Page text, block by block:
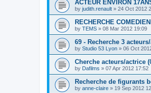
ACTEUR ENVIRON
by judith.renault » 24 Oct 2012
RECHERCHE
by TEMS » 08 Mar 2012 19:09
69 - Recherche 3
by Studio 53 Lyon » 06 Oct
Cherche acteurs/actrice
by Dafilms » 07 Apr 2012 17:52
Recherche de figurants
by anne-claire » 19 Sep 2012